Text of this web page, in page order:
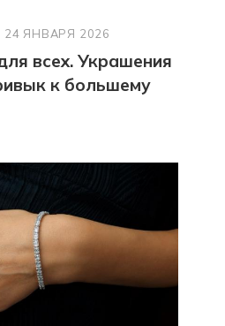
24 ЯНВАРЯ 2026
всех. Украшения
к большему